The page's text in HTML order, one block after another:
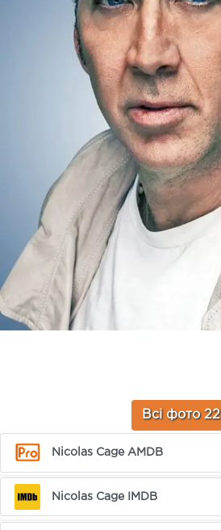
Всі фото 22
Nicolas Cage AMDB
Nicolas Cage IMDB